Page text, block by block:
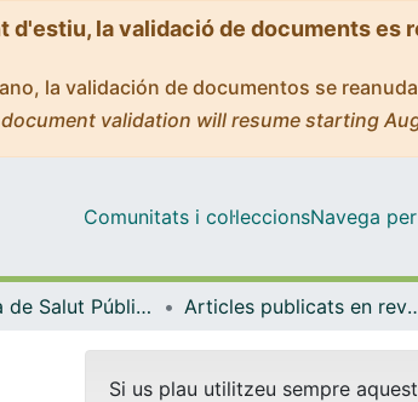
d'estiu, la validació de documents es
la validación de documentos se
validation will resume starting
Comunitats i col·leccionsNavega
Infermeria de Salut Pública, Salut Mental i Maternoinfantil Articles publicats en revistes
Si us plau utilitzeu sempre